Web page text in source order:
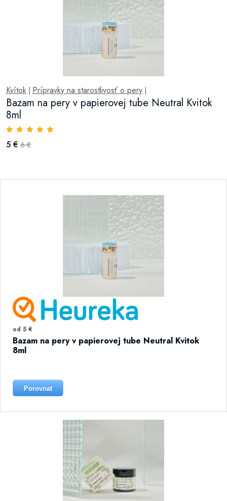
Kvítok Prípravky na starostlivosť o pery
Bazam na pery v papierovej tube Neutral Kvitok
8ml
5 € 6 €
od 5 €
Bazam na pery v papierovej tube Neutral Kvitok
8ml
Porovnat